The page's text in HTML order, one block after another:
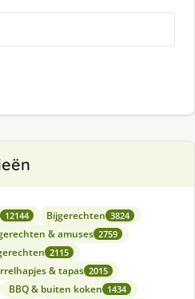
12144 Bijgerechten 3824
& amuses 2759
2115
& tapas 2015
BBQ & buiten koken 1434